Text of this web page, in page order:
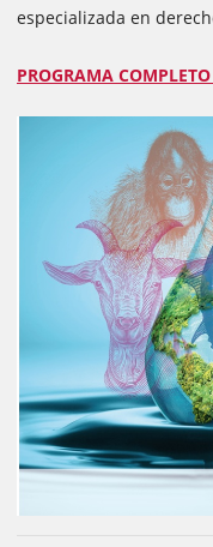
especializada en
PROGRAMA